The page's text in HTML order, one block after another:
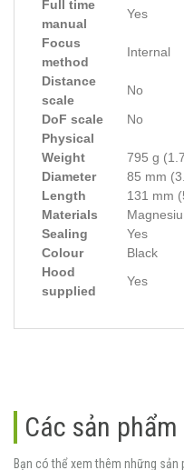
Full time
manual
Yes
Focus
method
Internal
Distance
scale
No
DoF scale
No
Physical
Weight
795 g
Diameter
85 mm
Length
131 mm
Materials
Sealing
Yes
Colour
Black
Hood
supplied
Yes
Các sản